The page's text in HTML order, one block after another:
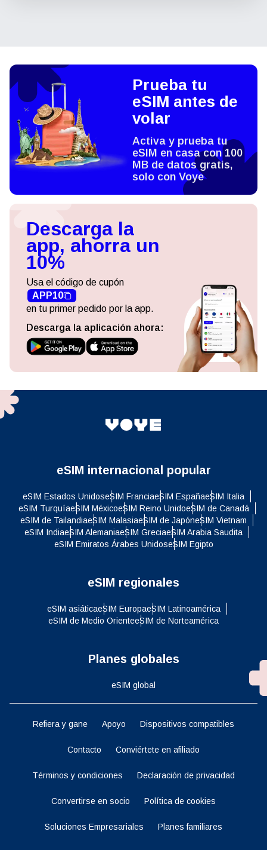
Prueba tu
eSIM antes de
volar
Activa y prueba tu
eSIM en casa con 100
MB de datos gratis,
solo con Voye
Descarga la
app, ahorra un
10%
Usa el código de cupón
APP10
en tu primer pedido por la app.
Descarga la aplicación ahora:
eSIM internacional popular
eSIM Estados UnidoseSIM FranciaeSIM EspañaeSIM Italia
eSIM TurquíaeSIM MéxicoeSIM Reino UnidoeSIM de Canadá
eSIM de TailandiaeSIM MalasiaeSIM de JapóneSIM Vietnam
eSIM IndiaeSIM AlemaniaeSIM GreciaeSIM Arabia Saudita
eSIM Emiratos Árabes UnidoseSIM Egipto
eSIM regionales
eSIM asiáticaeSIM EuropaeSIM Latinoamérica
eSIM de Medio OrienteeSIM de Norteamérica
Planes globales
eSIM global
Refiera y gane Apoyo Dispositivos compatibles
Contacto Conviértete en afiliado
Términos y condiciones Declaración de privacidad
Convertirse en socio Política de cookies
Soluciones Empresariales Planes familiares